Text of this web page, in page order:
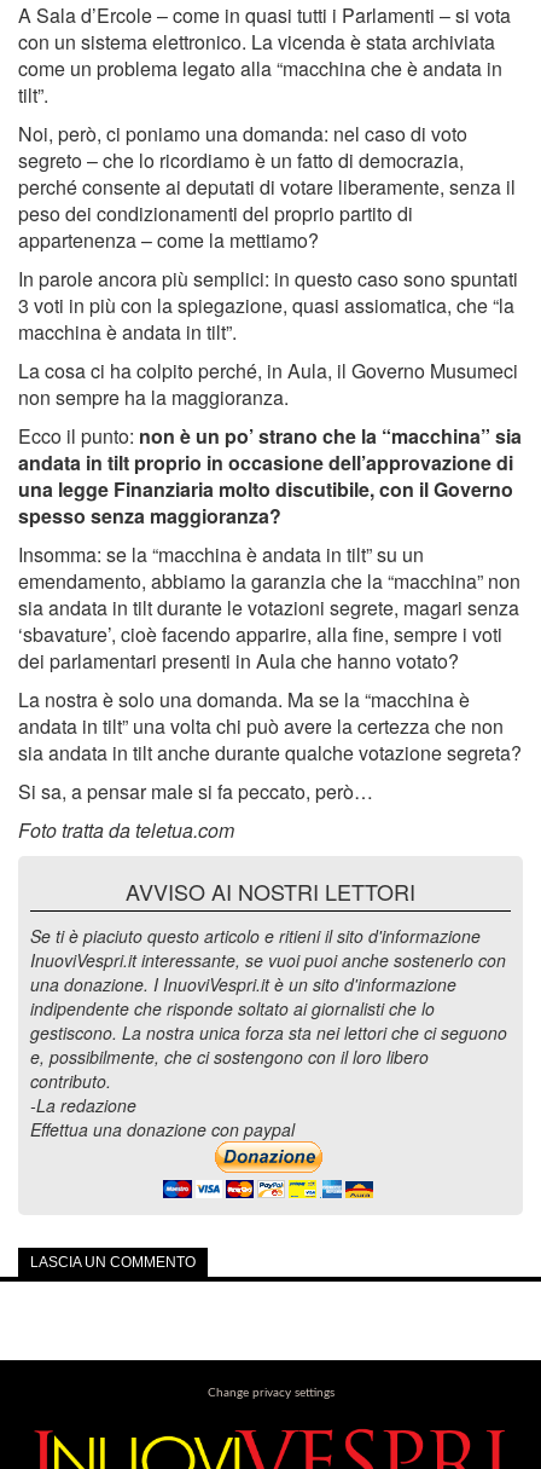
A Sala d’Ercole – come in quasi tutti i Parlamenti – si vota
con un sistema elettronico. La vicenda è stata archiviata
come un problema legato alla “macchina che è andata in
tilt”.
Noi, però, ci poniamo una domanda: nel caso di voto
segreto – che lo ricordiamo è un fatto di democrazia,
perché consente ai deputati di votare liberamente, senza il
peso dei condizionamenti del proprio partito di
appartenenza – come la mettiamo?
In parole ancora più semplici: in questo caso sono spuntati
3 voti in più con la spiegazione, quasi assiomatica, che “la
macchina è andata in tilt”.
La cosa ci ha colpito perché, in Aula, il Governo Musumeci
non sempre ha la maggioranza.
Ecco il punto: non è un po’ strano che la “macchina” sia
andata in tilt proprio in occasione dell’approvazione di
una legge Finanziaria molto discutibile, con il Governo
spesso senza maggioranza?
Insomma: se la “macchina è andata in tilt” su un
emendamento, abbiamo la garanzia che la “macchina” non
sia andata in tilt durante le votazioni segrete, magari senza
‘sbavature’, cioè facendo apparire, alla fine, sempre i voti
dei parlamentari presenti in Aula che hanno votato?
La nostra è solo una domanda. Ma se la “macchina è
andata in tilt” una volta chi può avere la certezza che non
sia andata in tilt anche durante qualche votazione segreta?
Si sa, a pensar male si fa peccato, però…
Foto tratta da teletua.com
AVVISO AI NOSTRI LETTORI
Se ti è piaciuto questo articolo e ritieni il sito d'informazione
InuoviVespri.it interessante, se vuoi puoi anche sostenerlo con
una donazione. I InuoviVespri.it è un sito d'informazione
indipendente che risponde soltato ai giornalisti che lo
gestiscono. La nostra unica forza sta nei lettori che ci seguono
e, possibilmente, che ci sostengono con il loro libero
contributo.
-La redazione
Effettua una donazione con paypal
LASCIA UN COMMENTO
Change privacy settings